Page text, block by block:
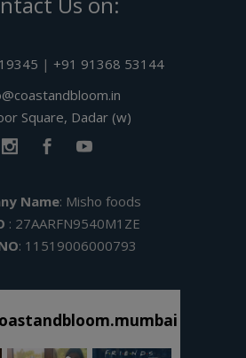
| +91 91368 53144
Square, Dadar (w)
Name: Misho foods
: 27AARFN9540M1ZE
: 11519006000793